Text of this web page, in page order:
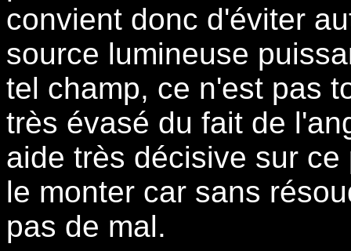
convient donc d'éviter
source lumineuse
tel champ, ce n'est pas
très évasé du fait de
aide très décisive sur
le monter car sans
pas de mal.